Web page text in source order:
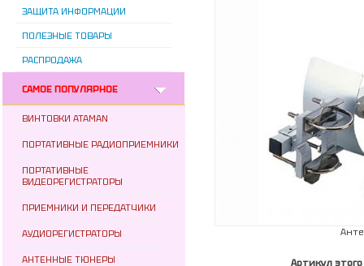
ЗАЩИТА ИНФОРМАЦИИ
ПОЛЕЗНЫЕ ТОВАРЫ
РАСПРОДАЖА
САМОЕ ПОПУЛЯРНОЕ
ВИНТОВКИ ATAMAN
ПОРТАТИВНЫЕ РАДИОПРИЕМНИКИ
ПОРТАТИВНЫЕ
ВИДЕОРЕГИСТРАТОРЫ
ПРИЕМНИКИ И ПЕРЕДАТЧИКИ
АУДИОРЕГИСТРАТОРЫ
АНТЕННЫЕ ТЮНЕРЫ
Артикул